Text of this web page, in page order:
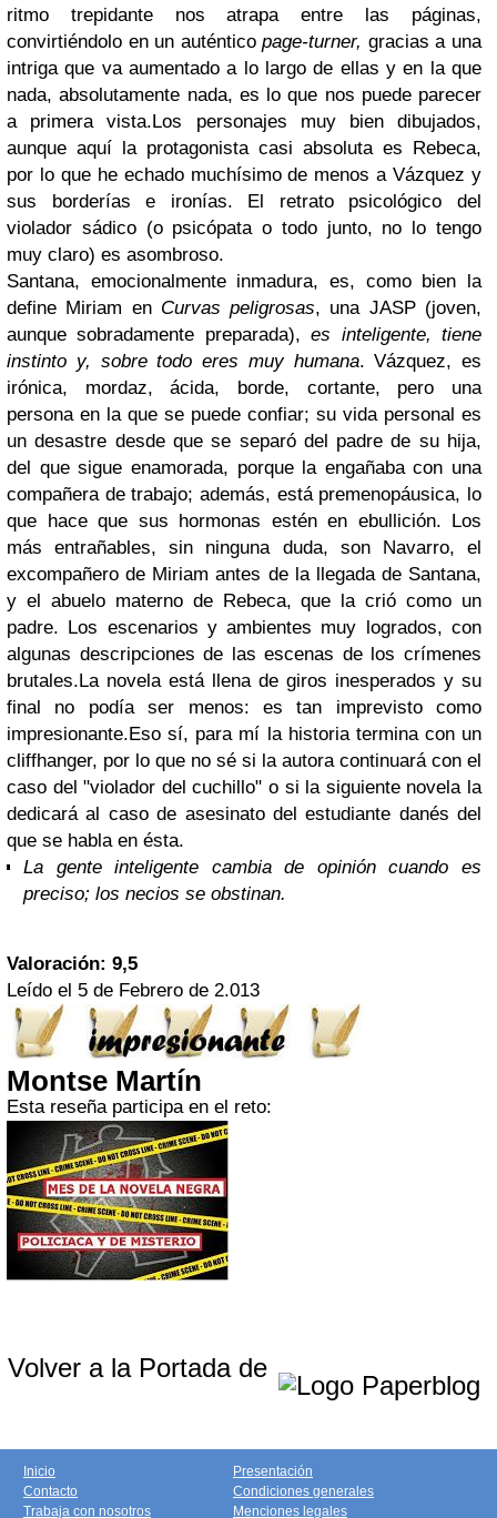
ritmo trepidante nos atrapa entre las páginas,
convirtiéndolo en un auténticopage-turner, gracias a una
intriga que va aumentado a lo largo de ellas y en la que
nada, absolutamente nada, es lo que nos puede parecer
a primera vista.Los personajes muy bien dibujados,
aunque aquí la protagonista casi absoluta es Rebeca,
por lo que he echado muchísimo de menos a Vázquez y
sus borderías e ironías. El retrato psicológico del
violador sádico (o psicópata o todo junto, no lo tengo
muy claro) es asombroso.
Santana, emocionalmente inmadura, es, como bien la
define Miriam en Curvas peligrosas, una JASP (joven,
aunque sobradamente preparada),es inteligente, tiene
instinto y, sobre todo eres muy humana. Vázquez, es
irónica, mordaz, ácida, borde, cortante, pero una
persona en la que se puede confiar; su vida personal es
un desastre desde que se separó del padre de su hija,
del que sigue enamorada, porque la engañaba con una
compañera de trabajo; además, está premenopáusica, lo
que hace que sus hormonas estén en ebullición. Los
más entrañables, sin ninguna duda, son Navarro, el
excompañero de Miriam antes de la llegada de Santana,
y el abuelo materno de Rebeca, que la crió como un
padre. Los escenarios y ambientes muy logrados, con
algunas descripciones de las escenas de los crímenes
brutales.La novela está llena de giros inesperados y su
final no podía ser menos: es tan imprevisto como
impresionante.Eso sí, para mí la historia termina con un
cliffhanger, por lo que no sé si la autora continuará con el
caso del "violador del cuchillo" o si la siguiente novela la
dedicará al caso de asesinato del estudiante danés del
que se habla en ésta.
La gente inteligente cambia de opinión cuando es
preciso; los necios se obstinan.
Valoración: 9,5
Leído el 5 de Febrero de 2.013
Montse Martín
Esta reseña participa en el reto:
Volver a la Portada de
Inicio
Contacto
Trabaja con nosotros
Presentación
Condiciones generales
Menciones legales